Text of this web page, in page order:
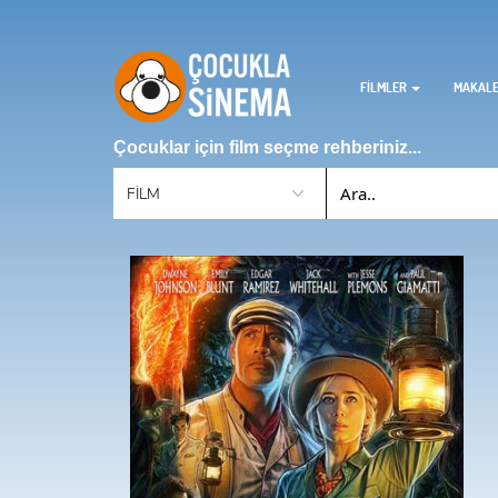
FİLMLER
Çocuklar için film seçme rehberiniz...